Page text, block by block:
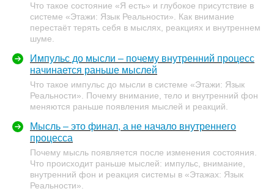
Что такое состояние «Я есть» и глубокое присутствие в
системе «Этажи: Язык Реальности». Как внимание
перестаёт терять себя в мыслях, реакциях и внутреннем
шуме.
Импульс до мысли – почему внутренний процесс
начинается раньше мыслей
Что такое импульс до мысли в системе «Этажи: Язык
Реальности». Почему внимание, тело и внутренний фон
меняются раньше появления мыслей и реакций.
Мысль – это финал, а не начало внутреннего
процесса
Почему мысль появляется после изменения состояния.
Что происходит раньше мыслей: импульс, внимание,
внутренний фон и реакция системы в «Этажах: Язык
Реальности».